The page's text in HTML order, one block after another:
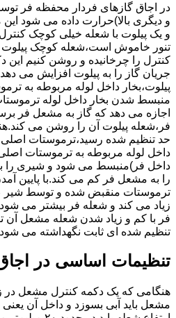
در اجاق گازهای فردار محفظه فر
و دیگری بالا)حرارت داده می شود
و یک پیلوت با شعله خیلی کوچک
تنور خاموش است،شعله کوچک
کنترل را چرخانیده و روشن کنیم این
جریان گاز را به پیلوت افزایش می
پیلوت،بخار داخل لوله مربوطه به
منبسط شدن بخار داخل لوله
اجازه می دهد که گاز به مشعل فر
فر،شعله پیلوت آن را روشن می
حد تنظیم شده رسید،ترموستات اصلی
داخل لوله مربوطه به ترموستات اصلی
داخل فر)منبسط می شود و شیری را به
را به مشعل فر کم می کند.با پایین
ترموستات منقبض شده و توسط شیر
زیاد می کند و شعله فر بیشتر می
فر با کم و زیاد شدن شعله مشعل
تنظیم شده ای ثابت نگهداشته می
تنظیمات اساسی در اجاق
هنگامی که یک دکمه کنترل مشعل در
مشعل باید آبی بسوزد و داخل آن